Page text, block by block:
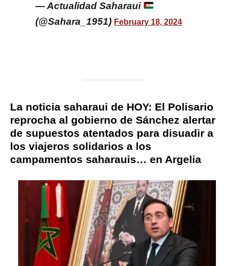
— Actualidad Saharaui
(@Sahara_1951) February 18, 2024
La noticia saharaui de HOY: El Polisario
reprocha al gobierno de Sánchez alertar
de supuestos atentados para disuadir a
los viajeros solidarios a los
campamentos saharauis… en Argelia